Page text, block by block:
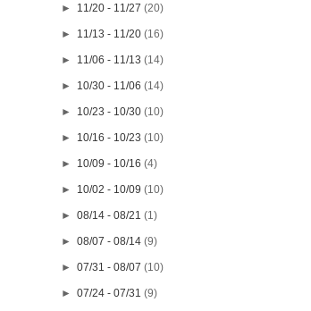
► 11/20 - 11/27(20)
► 11/13 - 11/20(16)
► 11/06 - 11/13(14)
► 10/30 - 11/06(14)
► 10/23 - 10/30(10)
► 10/16 - 10/23(10)
► 10/09 - 10/16(4)
► 10/02 - 10/09(10)
►08/14 - 08/21(1)
►08/07 - 08/14(9)
►07/31 - 08/07(10)
►07/24 - 07/31(9)